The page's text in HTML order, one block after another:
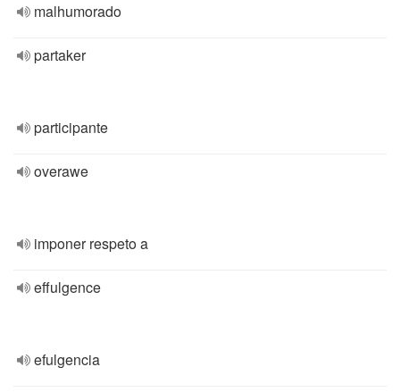
malhumorado
partaker
participante
overawe
imponer respeto a
effulgence
efulgencia